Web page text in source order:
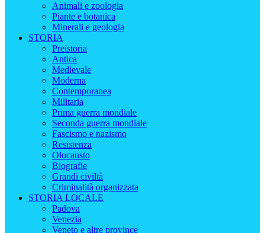
Animali e zoologia
Piante e botanica
Minerali e geologia
STORIA
Preistoria
Antica
Medievale
Moderna
Contemporanea
Militaria
Prima guerra mondiale
Seconda guerra mondiale
Fascismo e nazismo
Resistenza
Olocausto
Biografie
Grandi civiltà
Criminalità organizzata
STORIA LOCALE
Padova
Venezia
Veneto e altre province